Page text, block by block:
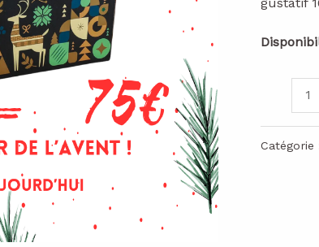
quantité
Catégorie